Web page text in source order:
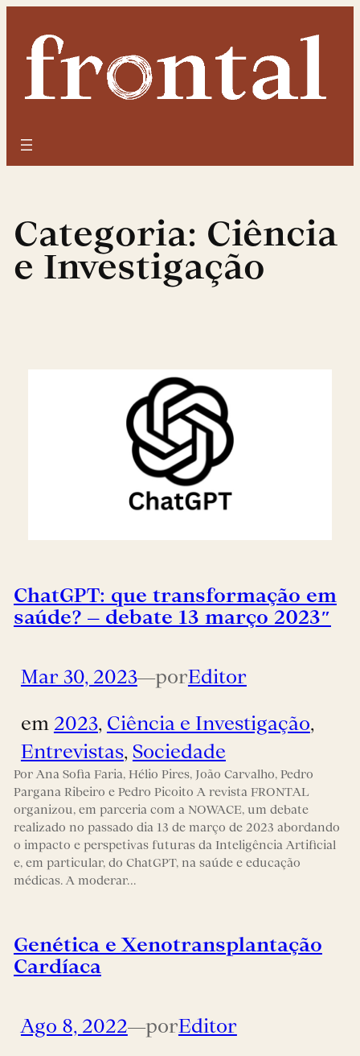
para
Categoria: Ciência
e Investigação
ChatGPT: que transformação em
saúde? – debate 13 março 2023″
Mar 30, 2023—porEditor
em 2023, Ciência e Investigação
Entrevistas, Sociedade
Por Ana Sofia Faria, Hélio Pires, João Carvalho, Pedro
Pargana Ribeiro e Pedro Picoito A revista FRONTAL
organizou, em parceria com a NOWACE, um debate
realizado no passado dia 13 de março de 2023 abordando
o impacto e perspetivas futuras da Inteligência Artificial
e, em particular, do ChatGPT, na saúde e educação
médicas. A moderar…
Genética e Xenotransplantação
Cardíaca
Ago 8, 2022—porEditor